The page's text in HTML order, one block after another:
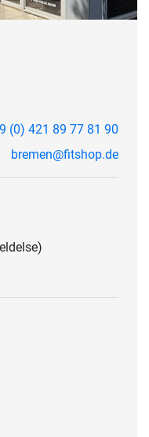
(0) 421 89 77 81 90
bremen@fitshop.de